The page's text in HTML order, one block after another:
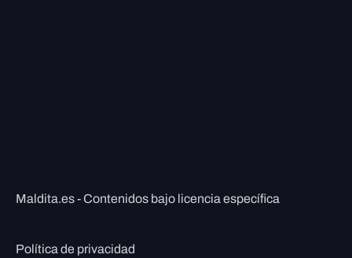
Maldita.es - Contenidos bajo licencia específica
Política de privacidad